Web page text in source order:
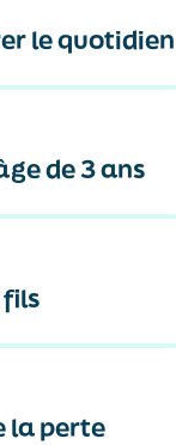
le quotidien
de 3 ans
la perte